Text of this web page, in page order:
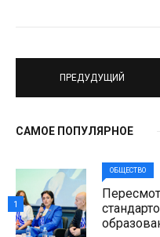
ПРЕДУДУЩИЙ
САМОЕ ПОПУЛЯРНОЕ
ОБЩЕСТВО
1